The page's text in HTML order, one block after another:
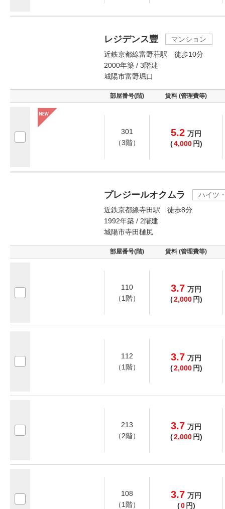
レジデンス豐
マンション
近鉄京都線富野荘駅 徒歩10分
2000年築 / 3階建
城陽市富野堀口
部屋番号(階) 賃料 (管理費等)
301
（3階）
5.2 万円
(4,000 円)
プレジールオクムラ
ハイツ
近鉄京都線寺田駅 徒歩8分
1992年築 / 2階建
城陽市寺田樋尻
部屋番号(階) 賃料 (管理費等)
110
（1階）
3.7 万円
(2,000 円)
112
（1階）
3.7 万円
(2,000 円)
213
（2階）
3.7 万円
(2,000 円)
108
（1階）
3.7 万円
(0 円)